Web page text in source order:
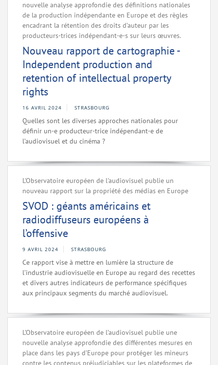
nouvelle analyse approfondie des définitions nationales
de la production indépendante en Europe et des règles
encadrant la rétention des droits d’auteur par les
producteurs-trices indépendant-e-s sur leurs œuvres.
Nouveau rapport de cartographie -
Independent production and
retention of intellectual property
rights
16 AVRIL 2024 STRASBOURG
Quelles sont les diverses approches nationales pour
définir un-e producteur-trice indépendant-e de
l’audiovisuel et du cinéma ?
L'Observatoire européen de l'audiovisuel publie un
nouveau rapport sur la propriété des médias en Europe
SVOD : géants américains et
radiodiffuseurs européens à
l’offensive
9 AVRIL 2024 STRASBOURG
Ce rapport vise à mettre en lumière la structure de
l’industrie audiovisuelle en Europe au regard des recettes
et divers autres indicateurs de performance spécifiques
aux principaux segments du marché audiovisuel.
L’Observatoire européen de l’audiovisuel publie une
nouvelle analyse approfondie des différentes mesures en
place dans les pays d’Europe pour protéger les mineurs